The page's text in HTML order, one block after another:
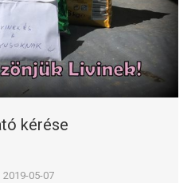
kérése
2019-05-07